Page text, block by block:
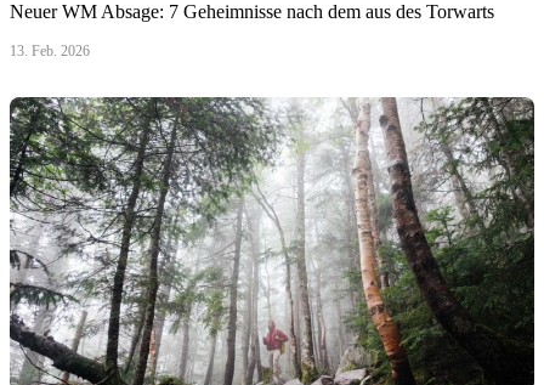
Neuer WM Absage: 7 Geheimnisse nach dem aus des Torwarts
13. Feb. 2026